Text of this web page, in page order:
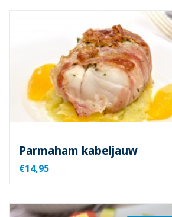
Parmaham kabeljauw
€14,95